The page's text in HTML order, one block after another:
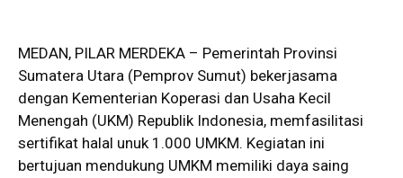
MEDAN, PILAR MERDEKA – Pemerintah Provinsi
Sumatera Utara (Pemprov Sumut) bekerjasama
dengan Kementerian Koperasi dan Usaha Kecil
Menengah (UKM) Republik Indonesia, memfasilitasi
sertifikat halal unuk 1.000 UMKM. Kegiatan ini
bertujuan mendukung UMKM memiliki daya saing